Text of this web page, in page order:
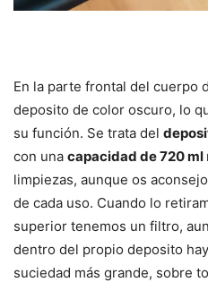
En la parte frontal del cuerpo
deposito de color oscuro, lo
su función. Se trata del
con una capacidad de 720 ml
limpiezas, aunque os
de cada uso. Cuando lo
superior tenemos un filtro,
dentro del propio deposito
suciedad más grande, sobre